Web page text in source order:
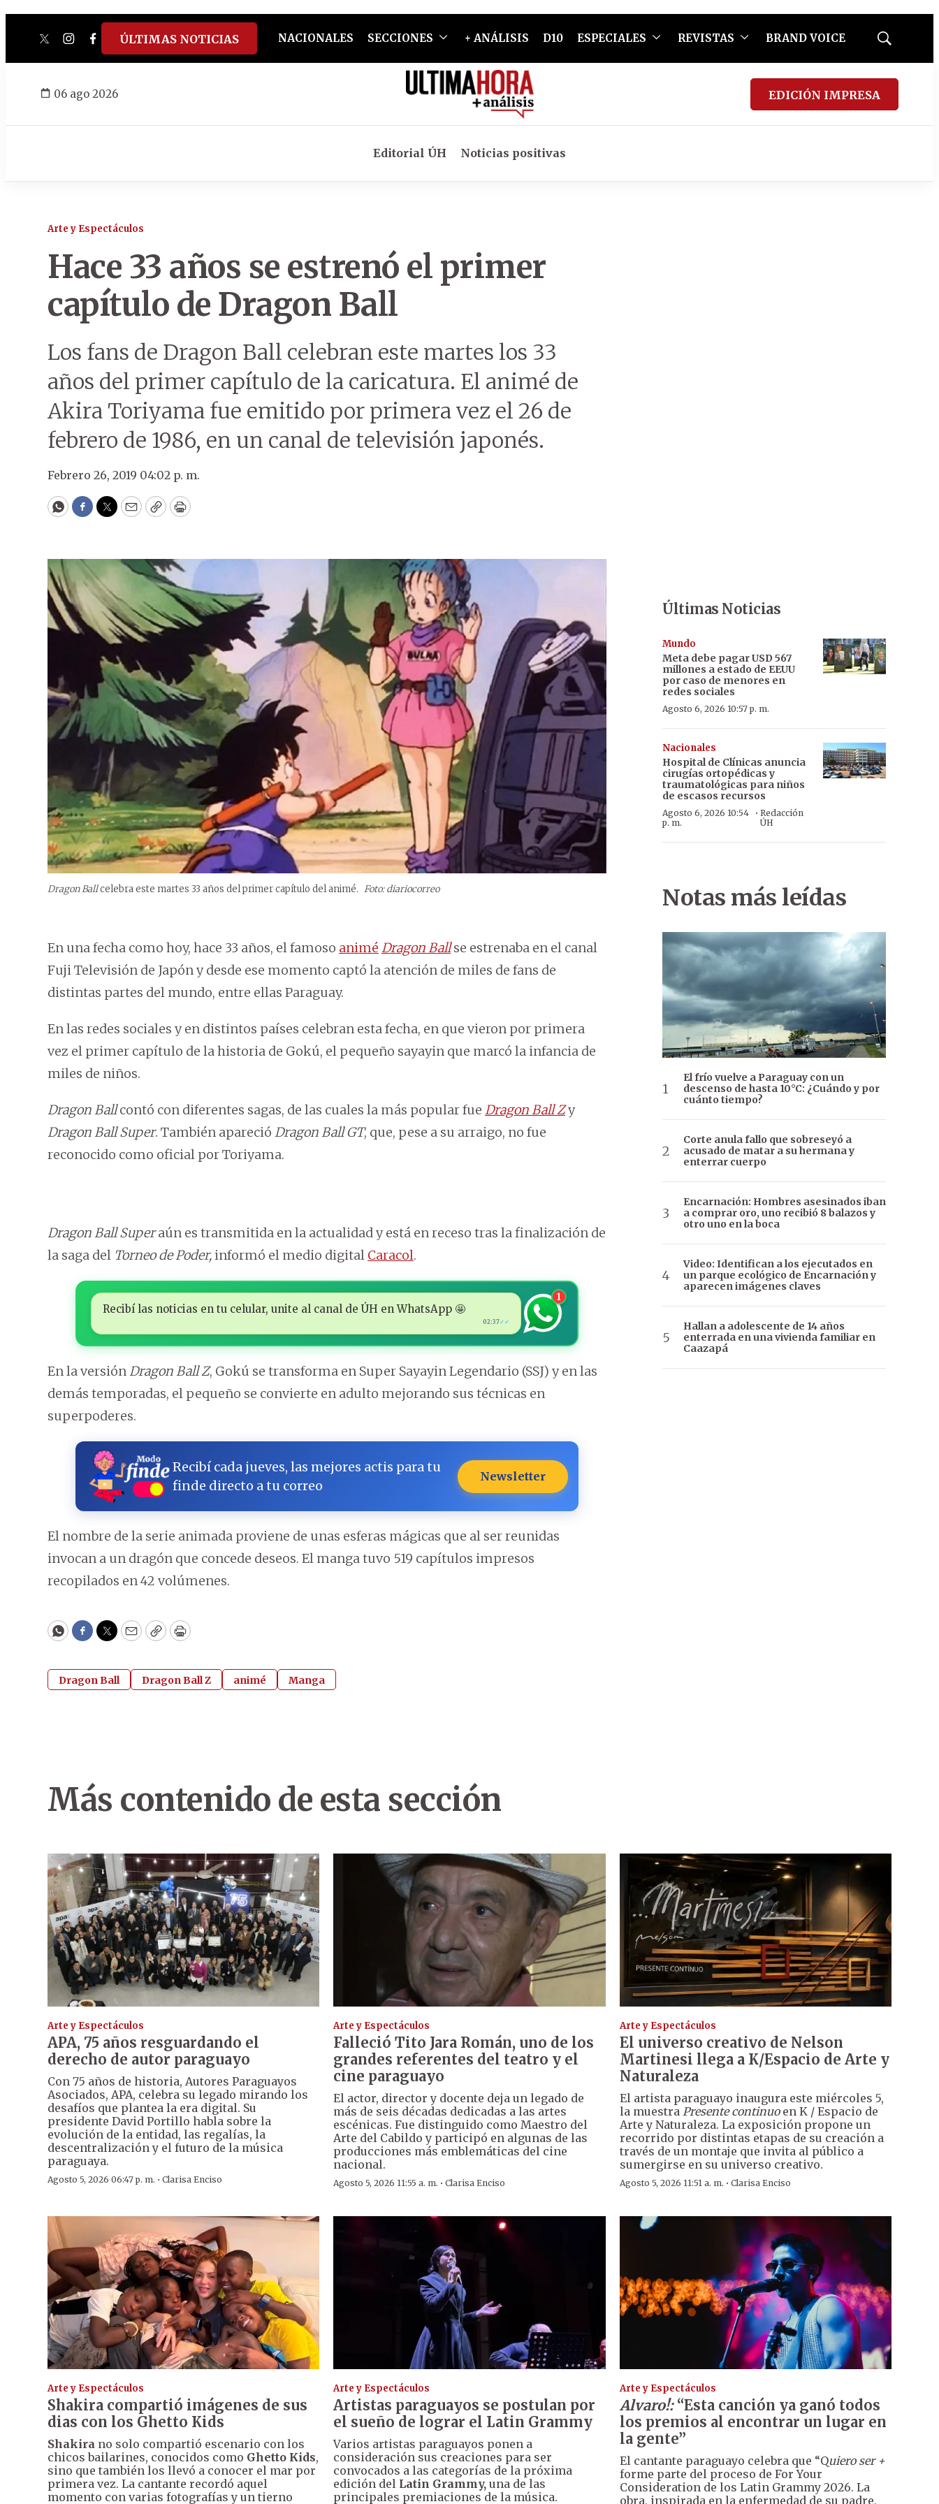
twitterinstagram
facebook
tiktokyoutube
spotify
ÚLTIMAS NOTICIAS NACIONALES SECCIONES + ANÁLISIS D10 ESPECIALES REVISTAS BRAND VOICE
Mostrar
06 ago 2026 EDICIÓN IMPRESA
Editorial ÚH Noticias positivas
Arte y Espectáculos
Hace 33 años se estrenó el primer
capítulo de Dragon Ball
Los fans de Dragon Ball celebran este martes los 33
años del primer capítulo de la caricatura. El animé de
Akira Toriyama fue emitido por primera vez el 26 de
febrero de 1986, en un canal de televisión japonés.
Febrero 26, 2019 04:02 p. m.
WhatsApp
Facebook
Twitter
EmailCopyPrint
Dragon Ballcelebra este martes 33 años del primer capítulo del animé. Foto: diariocorreo
En una fecha como hoy, hace 33 años, el famoso animé Dragon Ballse estrenaba en el canal
Fuji Televisión de Japón y desde ese momento captó la atención de miles de fans de
distintas partes del mundo, entre ellas Paraguay.
En las redes sociales y en distintos países celebran esta fecha, en que vieron por primera
vez el primer capítulo de la historia de Gokú, el pequeño sayayin que marcó la infancia de
miles de niños.
Dragon Ballcontó con diferentes sagas, de las cuales la más popular fue Dragon Ball Zy
Dragon Ball Super. También apareció Dragon Ball GT, que, pese a su arraigo, no fue
reconocido como oficial por Toriyama.
Dragon Ball Superaún es transmitida en la actualidad y está en receso tras la finalización de
la saga del Torneo de Poder,informó el medio digital Caracol.
Recibí las noticias en tu celular, unite al canal de ÚH en WhatsApp 🤩
02:37✓✓
1
En la versiónDragon Ball Z, Gokú se transforma en Super Sayayin Legendario (SSJ) y en las
demás temporadas, el pequeño se convierte en adulto mejorando sus técnicas en
superpoderes.
Recibí cada jueves, las mejores actis para tu
finde directo a tu correo
Newsletter
El nombre de la serie animada proviene de unas esferas mágicas que al ser reunidas
invocan a un dragón que concede deseos. El manga tuvo 519 capítulos impresos
recopilados en 42 volúmenes.
WhatsApp
Facebook
Twitter
EmailCopyPrint
Dragon Ball Dragon Ball Z animé Manga
Últimas Noticias
Mundo
Meta debe pagar USD 567
millones a estado de EEUU
por caso de menores en
redes sociales
Agosto 6, 2026 10:57 p. m.
Nacionales
Hospital de Clínicas anuncia
cirugías ortopédicas y
traumatológicas para niños
de escasos recursos
Agosto 6, 2026 10:54
p. m.
· Redacción
ÚH
Notas más leídas
El frío vuelve a Paraguay con un
descenso de hasta 10°C: ¿Cuándo y por
cuánto tiempo?
Corte anula fallo que sobreseyó a
acusado de matar a su hermana y
enterrar cuerpo
Encarnación: Hombres asesinados iban
a comprar oro, uno recibió 8 balazos y
otro uno en la boca
Video: Identifican a los ejecutados en
un parque ecológico de Encarnación y
aparecen imágenes claves
Hallan a adolescente de 14 años
enterrada en una vivienda familiar en
Caazapá
Más contenido de esta sección
Arte y Espectáculos
APA, 75 años resguardando el
derecho de autor paraguayo
Con 75 años de historia, Autores Paraguayos
Asociados, APA, celebra su legado mirando los
desafíos que plantea la era digital. Su
presidente David Portillo habla sobre la
evolución de la entidad, las regalías, la
descentralización y el futuro de la música
paraguaya.
Agosto 5, 2026 06:47 p. m. · Clarisa Enciso
Arte y Espectáculos
Falleció Tito Jara Román, uno de los
grandes referentes del teatro y el
cine paraguayo
El actor, director y docente deja un legado de
más de seis décadas dedicadas a las artes
escénicas. Fue distinguido como Maestro del
Arte del Cabildo y participó en algunas de las
producciones más emblemáticas del cine
nacional.
Agosto 5, 2026 11:55 a. m. ·Clarisa Enciso
Arte y Espectáculos
El universo creativo de Nelson
Martinesi llega a K/Espacio de Arte y
Naturaleza
El artista paraguayo inaugura este miércoles 5,
la muestra Presente continuoen K / Espacio de
Arte y Naturaleza. La exposición propone un
recorrido por distintas etapas de su creación a
través de un montaje que invita al público a
sumergirse en su universo creativo.
Agosto 5, 2026 11:51 a. m. · Clarisa Enciso
Arte y Espectáculos
Shakira compartió imágenes de sus
dias con los Ghetto Kids
Shakira no solo compartió escenario con los
chicos bailarines, conocidos como Ghetto Kids,
sino que también los llevó a conocer el mar por
primera vez. La cantante recordó aquel
momento con varias fotografías y un tierno
Arte y Espectáculos
Artistas paraguayos se postulan por
el sueño de lograr el Latin Grammy
Varios artistas paraguayos ponen a
consideración sus creaciones para ser
convocados a las categorías de la próxima
edición del Latin Grammy, una de las
principales premiaciones de la música.
Arte y Espectáculos
Alvaro!:“Esta canción ya ganó todos
los premios al encontrar un lugar en
la gente”
El cantante paraguayo celebra que “Quiero ser +
forme parte del proceso de For Your
Consideration de los Latin Grammy 2026. La
obra, inspirada en la enfermedad de su padre,